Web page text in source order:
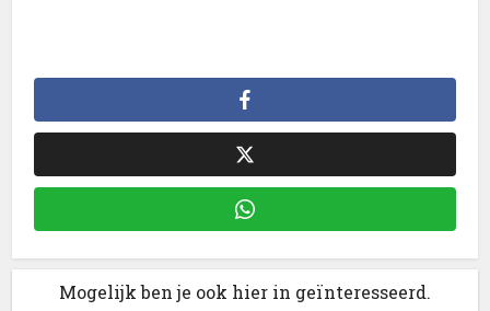
Mogelijk ben je ook hier in geïnteresseerd.